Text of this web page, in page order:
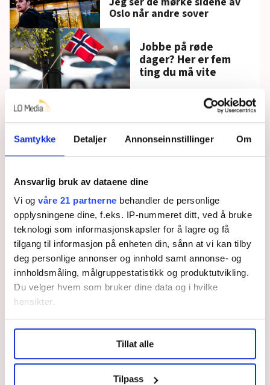
Samtykke Detaljer Annonseinnstillinger Om
Ansvarlig bruk av dataene dine
Vi og våre 21 partnerne behandler de personlige
opplysningene dine, f.eks. IP-nummeret ditt, ved å bruke
teknologi som informasjonskapsler for å lagre og få
tilgang til informasjon på enheten din, sånn at vi kan tilby
deg personlige annonser og innhold samt annonse- og
innholdsmåling, målgruppestatistikk og produktutvikling.
Du velger hvem som bruker dine data og i hvilke
hensikter.
Undermer infokan du lese om hvordan dine personlige
data behandles og hvordan du kan velge hvordan de skal
brukes. Du kan hele tiden endre eller trekke tilbake ditt
samtykke fra erklæringen om informasjonskapsler.
Tillat alle
Tilpass
Oslo når andre sover
Jobbe på røde
dager? Her er fem
ting du må vite
Institusjon gjenåpner
med langturnus.
en seier
at Toppes signal om
turnus ikke følges
Barnevernsinstitusjon stenger på dagen.
Tillitsvalgte skylder på dårlig ledelse og en
turnus de ikke vil ha